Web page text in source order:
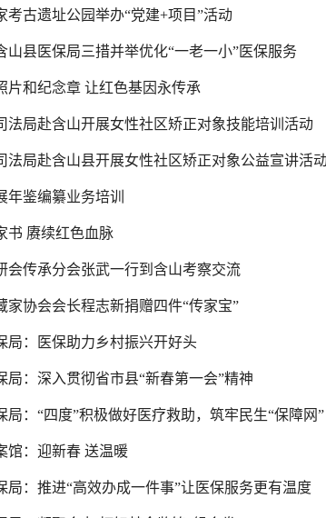
考古遗址公园举办“党建+项目”活动
山县医保局三措并举优化“一老一小”医保服务
片和纪念章 让红色基因永传承
法局赴含山开展女性社区矫正对象技能培训活动
法局赴含山县开展女性社区矫正对象公益宣讲活
年鉴编纂业务培训
书 赓续红色血脉
会传承分会张武一行到含山考察交流
家协会会长程志新捐赠四件“传家宝”
局：医保助力乡村振兴开好头
局：深入贯彻省市县“新春第一会”精神
局：“四度”积极做好医疗救助，筑牢民生“保障网”
馆：迎新春 送温暖
局：推进“高效办成一件事”让医保服务更有温度